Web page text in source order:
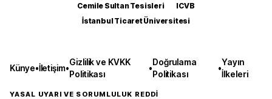
Cemile Sultan Tesisleri
ICVB
İstanbul Ticaret Üniversitesi
Künye•İletişim•
Gizlilik ve KVKK
Politikası
•
Doğrulama
Politikası
•
Yayın
İlkeleri
YASAL UYARI VE SORUMLULUK REDDİ